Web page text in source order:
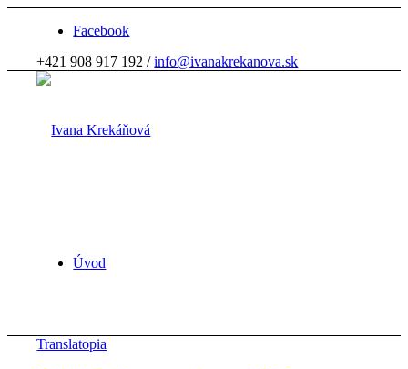
Facebook
+421 908 917 192 /info@ivanakrekanova.sk
Úvod
Translatopia